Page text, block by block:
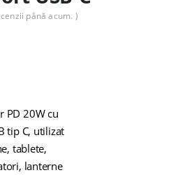
până acum. )
PD 20W cu
tip C, utilizat
tablete,
lanterne